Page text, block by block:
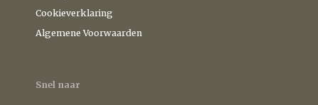
Cookieverklaring
Algemene Voorwaarden
Snel naar